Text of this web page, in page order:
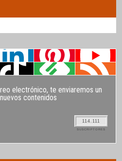
electrónico, te enviaremos un
contenidos
114.111
SUSCRIPTORES